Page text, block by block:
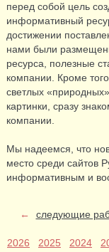
перед собой цель
информативный
достижении
нами были
ресурса, полезные
компании. Кроме
светлых
картинки, сразу
компании.
Мы надеемся, что
место среди сайтов
информативным и
← следующие
2026 2025 2024